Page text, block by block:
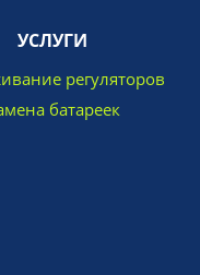
УСЛУГИ
регуляторов
батареек